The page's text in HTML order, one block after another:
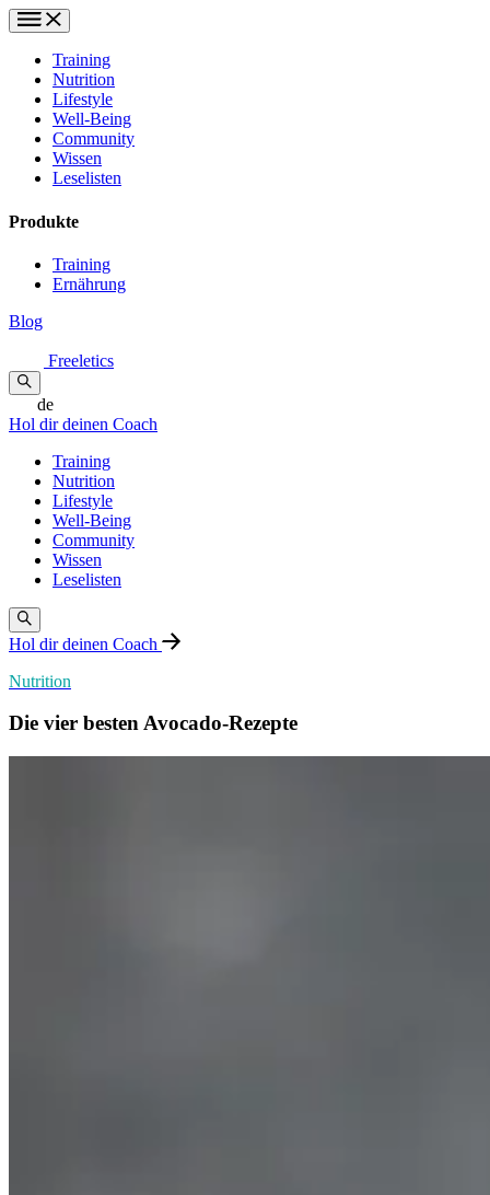
Training
Nutrition
Lifestyle
Well-Being
Community
Wissen
Leselisten
Produkte
Training
Ernährung
Blog
Freeletics
de
Hol dir deinen Coach
Training
Nutrition
Lifestyle
Well-Being
Community
Wissen
Leselisten
Hol dir deinen Coach
Nutrition
Die vier besten Avocado-Rezepte